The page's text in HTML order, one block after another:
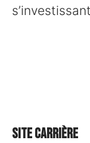
Site carrière